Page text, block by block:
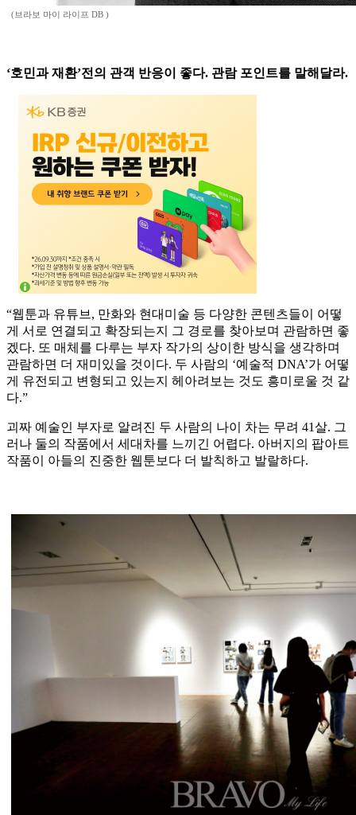
(브라보 마이 라이프 DB )
‘호민과 재환’전의 관객 반응이 좋다. 관람 포인트를 말해달라.
“웹툰과 유튜브, 만화와 현대미술 등 다양한 콘텐츠들이 어떻
게 서로 연결되고 확장되는지 그 경로를 찾아보며 관람하면 좋
겠다. 또 매체를 다루는 부자 작가의 상이한 방식을 생각하며
관람하면 더 재미있을 것이다. 두 사람의 ‘예술적 DNA’가 어떻
게 유전되고 변형되고 있는지 헤아려보는 것도 흥미로울 것 같
다.”
괴짜 예술인 부자로 알려진 두 사람의 나이 차는 무려 41살. 그
러나 둘의 작품에서 세대차를 느끼긴 어렵다. 아버지의 팝아트
작품이 아들의 진중한 웹툰보다 더 발칙하고 발랄하다.